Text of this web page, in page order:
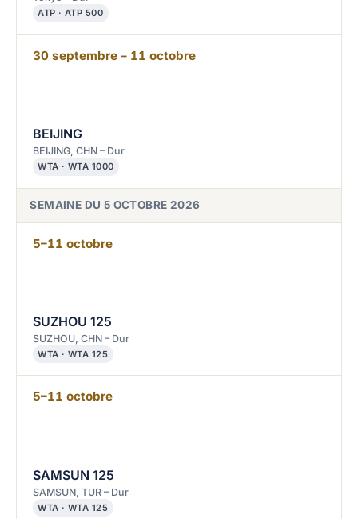
ATP · ATP 500
30 septembre – 11 octobre
BEIJING
BEIJING, CHN – Dur
WTA · WTA 1000
SEMAINE DU 5 OCTOBRE 2026
5–11 octobre
SUZHOU 125
SUZHOU, CHN – Dur
WTA · WTA 125
5–11 octobre
SAMSUN 125
SAMSUN, TUR – Dur
WTA · WTA 125